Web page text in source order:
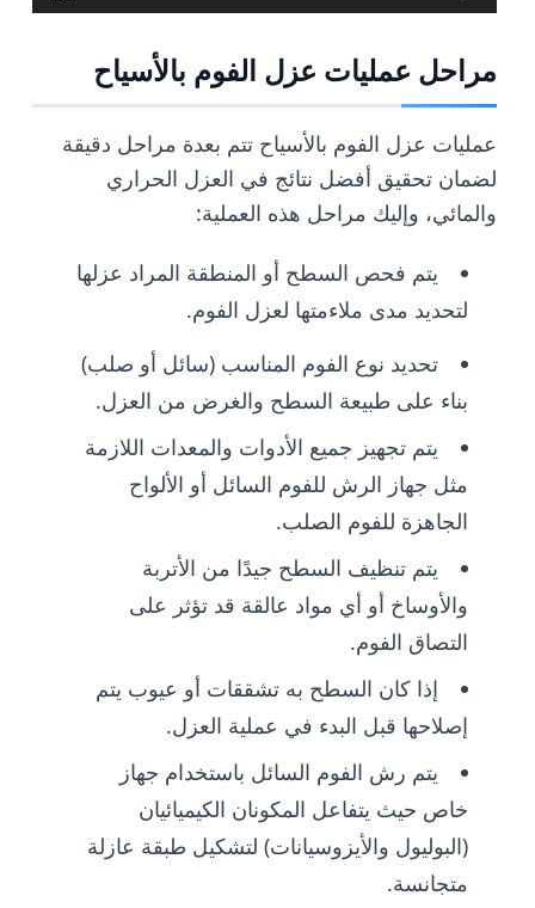
مراحل عمليات عزل الفوم بالأسياح
عمليات عزل الفوم بالأسياح تتم بعدة مراحل دقيقة
لضمان تحقيق أفضل نتائج في العزل الحراري
والمائي، وإليك مراحل هذه العملية:
يتم فحص السطح أو المنطقة المراد عزلها
لتحديد مدى ملاءمتها لعزل الفوم.
تحديد نوع الفوم المناسب (سائل أو صلب)
بناء على طبيعة السطح والغرض من العزل.
يتم تجهيز جميع الأدوات والمعدات اللازمة
مثل جهاز الرش للفوم السائل أو الألواح
الجاهزة للفوم الصلب.
يتم تنظيف السطح جيدًا من الأتربة
والأوساخ أو أي مواد عالقة قد تؤثر على
التصاق الفوم.
إذا كان السطح به تشققات أو عيوب يتم
إصلاحها قبل البدء في عملية العزل.
يتم رش الفوم السائل باستخدام جهاز
خاص حيث يتفاعل المكونان الكيميائيان
(البوليول والأيزوسيانات) لتشكيل طبقة عازلة
متجانسة.